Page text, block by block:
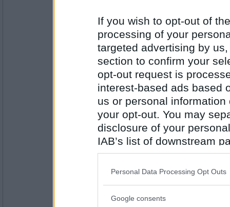
If you wish to opt-out of
processing of your
targeted advertising by
section to confirm your
opt-out request is
interest-based ads based
us or personal
your opt-out. You may
disclosure of your
IAB’s list of downstream
also be disclosed by us
Downstream Participants
Please note that this
Personal Data Processing Opt Outs
Google consents
Antal inlägg: 244
Antal inlägg:
Pizza
Minibitt
färskpotatis,bearnässås, god